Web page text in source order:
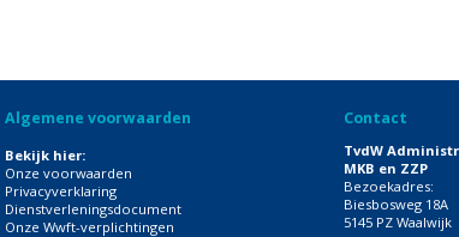
Algemene voorwaarden
Bekijk hier:
Onze voorwaarden
Privacyverklaring
Dienstverleningsdocument
Onze Wwft-verplichtingen
Contact
TvdW
MKB en ZZP
Bezoekadres:
Biesbosweg 18A
5145 PZ Waalwijk